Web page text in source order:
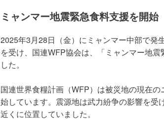
ミャンマー地震緊急食料支援を開始
2025年3月28日（金）にミャンマー中部で発
を受け、国連WFP協会は、「ミャンマー地
した。
国連世界食糧計画（WFP）は被災地の現在
始しています。震源地は武力紛争の影響を受
近くに位置していました。